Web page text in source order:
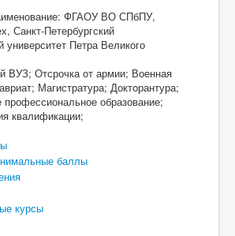
ФГАОУ ВО СПбПУ,
Санкт-Петербургский
университет Петра Великого
ВУЗ; Отсрочка от армии; Военная
Магистратура; Докторантура;
образование;
квалификации;
баллы
курсы